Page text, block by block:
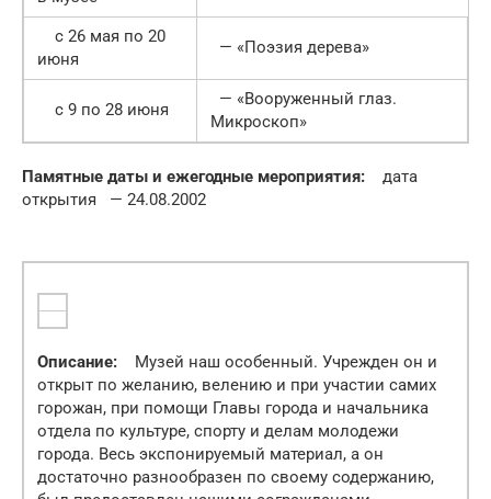
c 26 мая по 20
июня
— «Поэзия дерева»
c 9 по 28 июня
— «Вооруженный глаз.
Микроскоп»
Памятные даты и ежегодные мероприятия: дата
открытия — 24.08.2002
Описание: Музей наш особенный. Учрежден он и
открыт по желанию, велению и при участии самих
горожан, при помощи Главы города и начальника
отдела по культуре, спорту и делам молодежи
города. Весь экспонируемый материал, а он
достаточно разнообразен по своему содержанию,